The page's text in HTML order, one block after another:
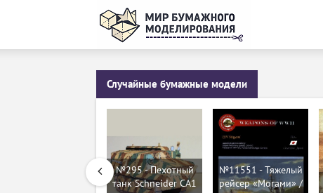
Случайные бумажные модели
№295 - Пехотный
танк Schneider CA1
№11551 - Тяжелый
рейсер «Могами» /